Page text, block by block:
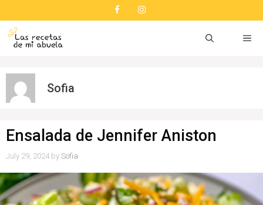
to
content
Sofia
Ensalada de Jennifer Aniston
July 29, 2024 by Sofia